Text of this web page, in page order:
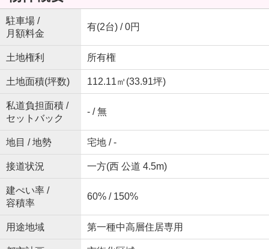
駐車場 /
月額料金
有(2台) / 0円
土地権利 所有権
土地面積(坪数) 112.11㎡(33.91坪)
私道負担面積 /
セットバック
- / 無
地目 / 地勢 宅地 / -
接道状況 一方(西 公道 4.5m)
建ぺい率 /
容積率
60% / 150%
用途地域 第一種中高層住居専用